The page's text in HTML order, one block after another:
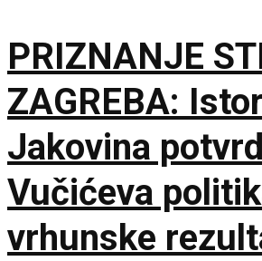
PRIZNANJE
ZAGREBA:
Jakovina
Vučićeva
vrhunske